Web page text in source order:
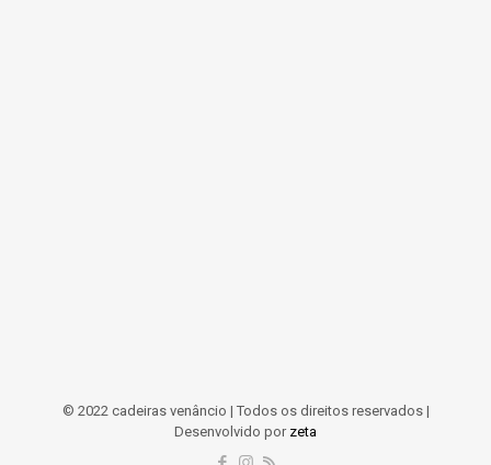
© 2022 cadeiras venâncio | Todos os direitos reservados |
Desenvolvido por zeta